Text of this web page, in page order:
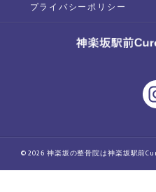
プライバシーポリシー
© 2026 神楽坂の整骨院は神楽坂駅前